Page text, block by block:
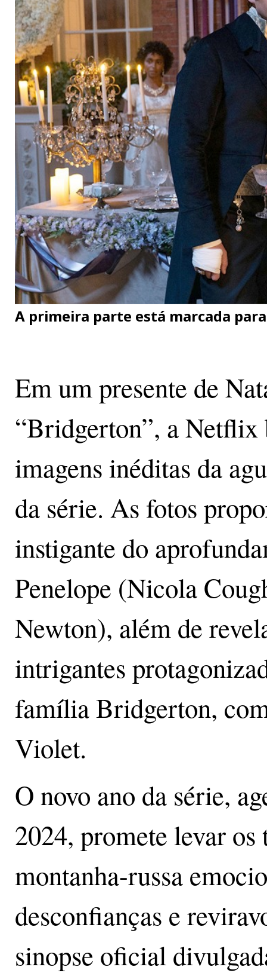
A primeira parte está marcada
Em um presente de
“Bridgerton”, a
imagens inéditas da
da série. As fotos
instigante do
Penelope (Nicola
Newton), além de
intrigantes
família Bridgerton,
Violet.
O novo ano da série,
2024, promete levar os
montanha-russa
desconfianças e
sinopse oficial